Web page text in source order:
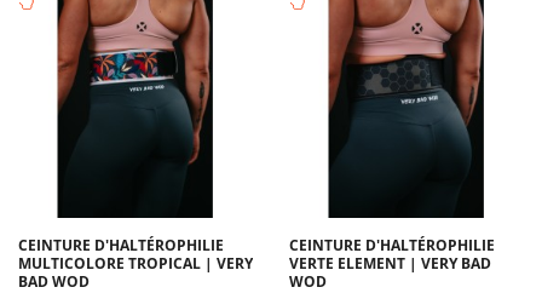
CEINTURE D'HALTÉROPHILIE
MULTICOLORE TROPICAL | VERY
BAD WOD
CEINTURE D'HALTÉROPHILIE
VERTE ELEMENT | VERY BAD
WOD